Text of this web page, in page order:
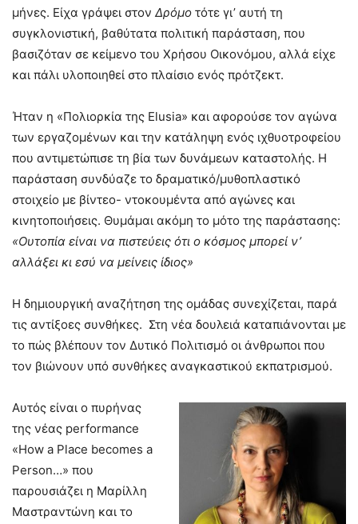
μήνες. Είχα γράψει στον Δρόμο τότε γι’ αυτή τη
συγκλονιστική, βαθύτατα πολιτική παράσταση, που
βασιζόταν σε κείμενο του Χρήσου Οικονόμου, αλλά είχε
και πάλι υλοποιηθεί στο πλαίσιο ενός πρότζεκτ.
Ήταν η «Πολιορκία της Elusia» και αφορούσε τον αγώνα
των εργαζομένων και την κατάληψη ενός ιχθυοτροφείου
που αντιμετώπισε τη βία των δυνάμεων καταστολής. Η
παράσταση συνδύαζε το δραματικό/μυθοπλαστικό
στοιχείο με βίντεο- ντοκουμέντα από αγώνες και
κινητοποιήσεις. Θυμάμαι ακόμη το μότο της παράστασης:
«Ουτοπία είναι να πιστεύεις ότι ο κόσμος μπορεί ν’
αλλάξει κι εσύ να μείνεις ίδιος»
Η δημιουργική αναζήτηση της ομάδας συνεχίζεται, παρά
τις αντίξοες συνθήκες. Στη νέα δουλειά καταπιάνονται με
το πώς βλέπουν τον Δυτικό Πολιτισμό οι άνθρωποι που
τον βιώνουν υπό συνθήκες αναγκαστικού εκπατρισμού.
Αυτός είναι ο πυρήνας
της νέας performance
«How a Place becomes a
Person…» που
παρουσιάζει η Μαρίλλη
Μαστραντώνη και το